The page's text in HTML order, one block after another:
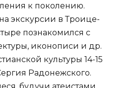
к поколению.
экскурсии в Троице-
познакомился с
иконописи и др.
культуры 14-15
Радонежского.